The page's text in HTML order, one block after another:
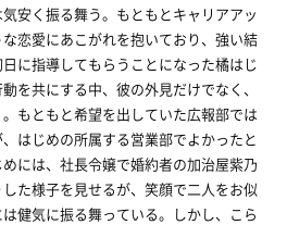
安く振る舞う。もともとキャリアアッ
恋愛にあこがれを抱いており、強い結
に指導してもらうことになった橘はじ
を共にする中、彼の外見だけでなく、
もともと希望を出していた広報部では
はじめの所属する営業部でよかったと
には、社長令嬢で婚約者の加治屋紫乃
た様子を見せるが、笑顔で二人をお似
健気に振る舞っている。しかし、こら